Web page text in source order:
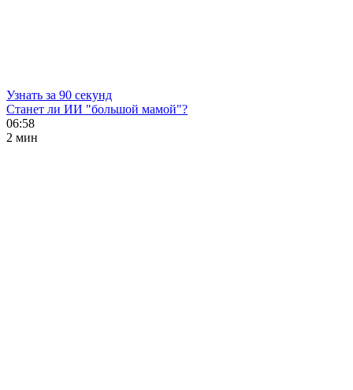
Узнать за 90 секунд
Станет ли ИИ "большой мамой"?
06:58
2 мин